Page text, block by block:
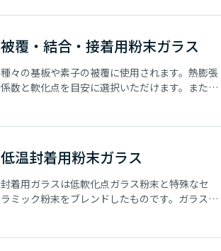
整合封着用があります。部品支持用顆粒ガラスに
被覆・結合・接着用粉末ガラス
種々の基板や素子の被覆に使用されます。熱膨張
係数と軟化点を目安に選択いただけます。また、
軟化点を目安に選択いただけます。
低温封着用粉末ガラス
封着用ガラスは低軟化点ガラス粉末と特殊なセ
ラミック粉末をブレンドしたものです。ガラス粉
数に対応できます。